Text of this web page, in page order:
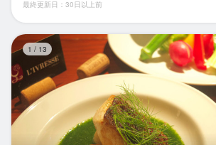
最終更新日：30日以上前
1 / 13